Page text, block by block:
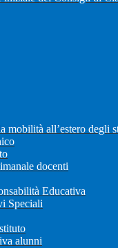
mobilità all’estero degli
docenti
Educativa
Speciali
alunni